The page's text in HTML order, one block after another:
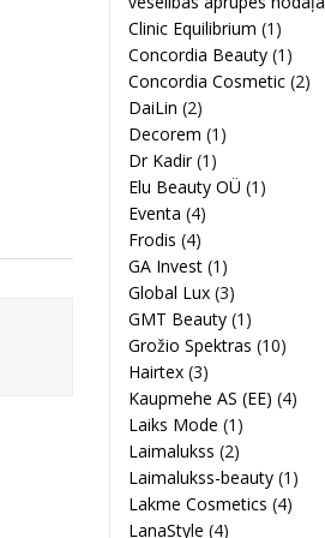
Clinic Equilibrium (1)
Concordia Beauty (1)
Concordia Cosmetic (2)
DaiLin (2)
Decorem (1)
Dr Kadir (1)
Elu Beauty OÜ (1)
Eventa (4)
Frodis (4)
GA Invest (1)
Global Lux (3)
GMT Beauty (1)
Grožio Spektras (10)
Hairtex (3)
Kaupmehe AS (EE) (4)
Laiks Mode (1)
Laimalukss (2)
Laimalukss-beauty (1)
Lakme Cosmetics (4)
LanaStyle (4)